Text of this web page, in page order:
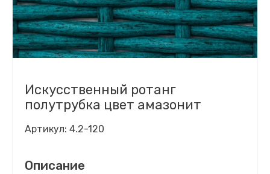
Искусственный ротанг
полутрубка цвет амазонит
Артикул: 4.2-120
Описание